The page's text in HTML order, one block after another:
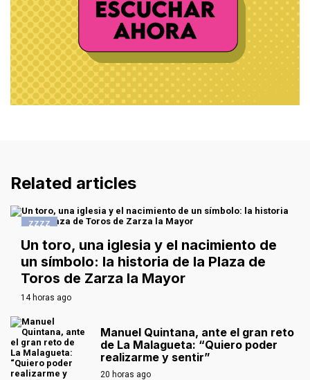
Related articles
ZZZZ
Un toro, una iglesia y el nacimiento de
un símbolo: la historia de la Plaza de
Toros de Zarza la Mayor
14 horas ago
Manuel Quintana, ante el gran reto
de La Malagueta: “Quiero poder
realizarme y sentir”
20 horas ago